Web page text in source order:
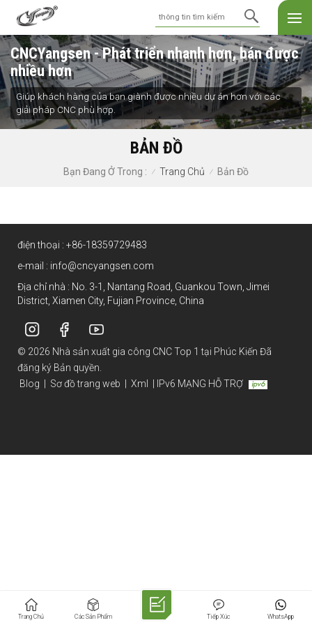
CNCYangsen - Phát triển nhanh hơn, bán được
nhiều hơn
Giúp khách hàng của bạn giành được nhiều dự án hơn với các
giải pháp CNC phù hợp.
BẢN ĐỒ
Bạn Đang Ở Trong : / Trang Chủ / Bản Đồ
điện thoại : +86-18359729483
e-mail : info@cncyangsen.com
Địa chỉ nhà : No. 3-1, Nantang Road, Guankou Town, Jimei
District, Xiamen City, Fujian Province, China
© 2026 Nhà sản xuất gia công CNC Top 1 tại Phúc Kiến Đã
đăng ký Bản quyền.
Blog
Sơ đồ trang web Xml IPv6 MẠNG HỖ TRỢ
Trang Chủ Các Sản Phẩm WhatsApp
Tiếp Xúc